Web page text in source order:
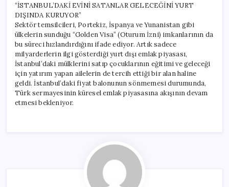
“İSTANBUL’DAKİ EVİNİ SATANLAR GELECEĞİNİ YURT
DIŞINDA KURUYOR”
Sektör temsilcileri, Portekiz, İspanya ve Yunanistan gibi
ülkelerin sunduğu “Golden Visa” (Oturum İzni) imkanlarının da
bu süreci hızlandırdığını ifade ediyor. Artık sadece
milyarderlerin ilgi gösterdiği yurt dışı emlak piyasası,
İstanbul’daki mülklerini satıp çocuklarının eğitimi ve geleceği
için yatırım yapan ailelerin de tercih ettiği bir alan haline
geldi. İstanbul’daki fiyat balonunun sönmemesi durumunda,
Türk sermayesinin küresel emlak piyasasına akışının devam
etmesi bekleniyor.